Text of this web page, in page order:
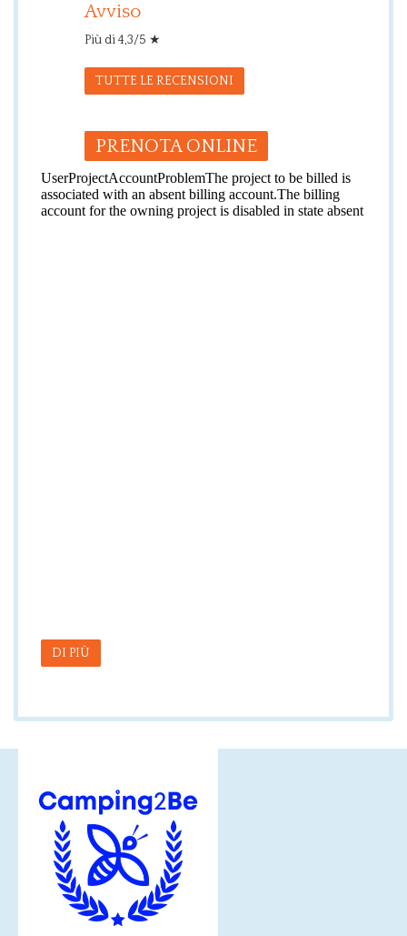
Avviso
Più di 4,3/5 ★
TUTTE LE RECENSIONI
PRENOTA ONLINE
DI PIÙ